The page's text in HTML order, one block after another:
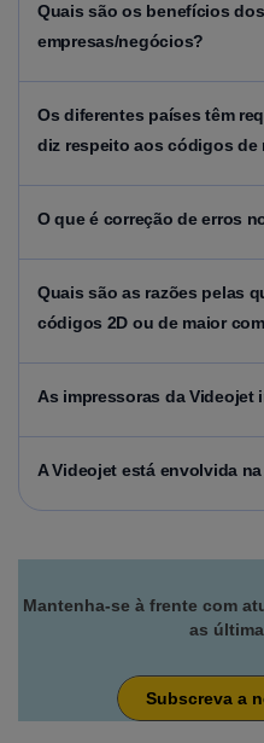
Quais são os benefícios
empresas/negócios?
Os diferentes países têm
diz respeito aos códigos de
Oque é correção de erros
Quaissão as razões pelas
códigos 2D ou de maior
As impressoras da Videojet
A Videojet está envolvida na
Mantenha-se à frente com
as
Subscreva a